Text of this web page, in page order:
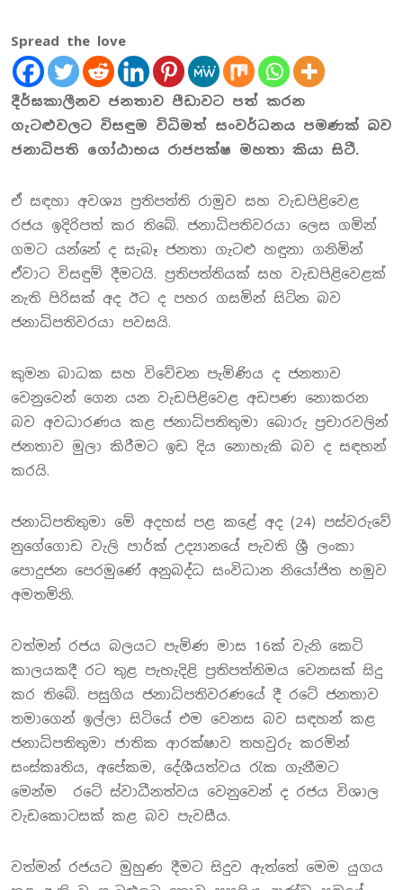
Spread the love
දීර්ඝකාලීනව ජනතාව පීඩාවට පත් කරන
ගැටළුවලට විසඳුම විධිමත් සංවර්ධනය පමණක් බව
ජනාධිපති ගෝඨාභය රාජපක්ෂ මහතා කියා සිටී.
ඒ සඳහා අවශ්‍ය ප්‍රතිපත්ති රාමුව සහ වැඩපිළිවෙළ
රජය ඉදිරිපත් කර තිබේ. ජනාධිපතිවරයා ලෙස ගමින්
ගමට යන්නේ ද සැබෑ ජනතා ගැටළු හඳුනා ගනිමින්
ඒවාට විසඳුම් දීමටයි. ප්‍රතිපත්තියක් සහ වැඩපිළිවෙළක්
නැති පිරිසක් අද ඊට ද පහර ගසමින් සිටින බව
ජනාධිපතිවරයා පවසයි.
කුමන බාධක සහ විවේචන පැමිණිය ද ජනතාව
වෙනුවෙන් ගෙන යන වැඩපිළිවෙළ අඩපණ නොකරන
බව අවධාරණය කළ ජනාධිපතිතුමා බොරු ප්‍රචාරවලින්
ජනතාව මුලා කිරීමට ඉඩ දිය නොහැකි බව ද සඳහන්
කරයි.
ජනාධිපතිතුමා මේ අදහස් පළ කළේ අද (24) පස්වරුවේ
නුගේගොඩ වැලි පාර්ක් උද්‍යානයේ පැවති ශ්‍රී ලංකා
පොදුජන පෙරමුණේ අනුබද්ධ සංවිධාන නියෝජිත හමුව
අමතමිනි.
වත්මන් රජය බලයට පැමිණ මාස 16ක් වැනි කෙටි
කාලයකදී රට තුළ පැහැදිළි ප්‍රතිපත්තිමය වෙනසක් සිදු
කර තිබේ. පසුගිය ජනාධිපතිවරණයේ දී රටේ ජනතාව
තමාගෙන් ඉල්ලා සිටියේ එම වෙනස බව සඳහන් කළ
ජනාධිපතිතුමා ජාතික ආරක්ෂාව තහවුරු කරමින්
සංස්කෘතිය, අපේකම, දේශීයත්වය රැක ගැනීමට
මෙන්ම රටේ ස්වාධීනත්වය වෙනුවෙන් ද රජය විශාල
වැඩකොටසක් කළ බව පැවසීය.
වත්මන් රජයට මුහුණ දීමට සිදුව ඇත්තේ මෙම යුගය